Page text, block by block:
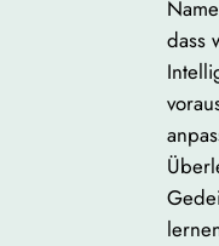
dass